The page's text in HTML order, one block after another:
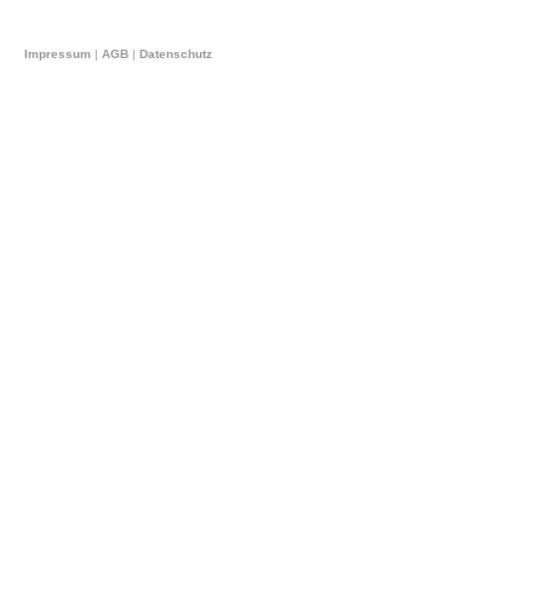
Impressum | AGB | Datenschutz